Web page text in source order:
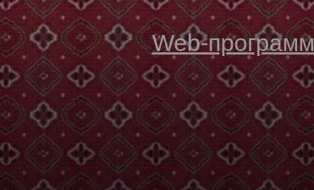
Web-